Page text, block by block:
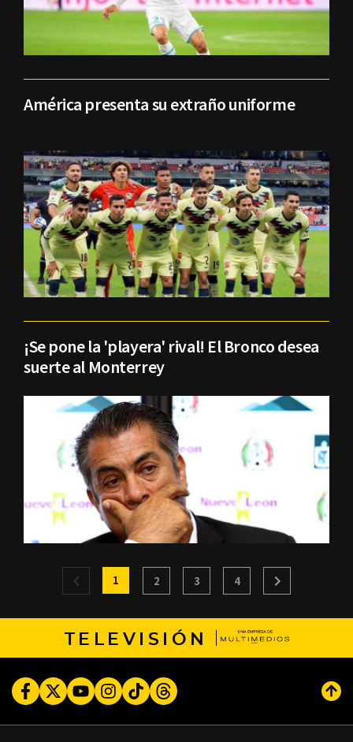
América presenta su extraño uniforme
¡Se pone la 'playera' rival! El Bronco desea
suerte al Monterrey
1 2 3 4
TELEVISIÓN
FacebookTwitterYoutubeInstagram
TikTokThreads